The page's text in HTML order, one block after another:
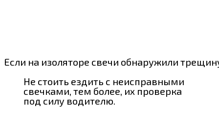
Если на изоляторе свечи обнаружили
Не стоить ездить с неисправными
свечками, тем более, их проверка
под силу водителю.